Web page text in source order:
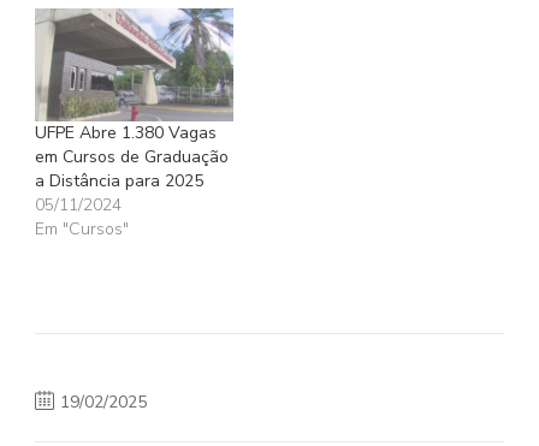
UFPE Abre 1.380 Vagas
em Cursos de Graduação
a Distância para 2025
05/11/2024
Em "Cursos"
19/02/2025